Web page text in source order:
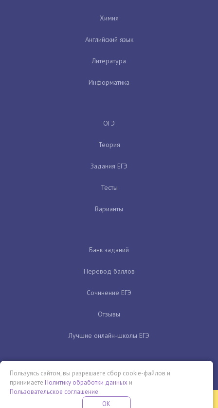
Химия
Английский язык
Литература
Информатика
ОГЭ
Теория
Задания ЕГЭ
Тесты
Варианты
Банк заданий
Перевод баллов
Сочинение ЕГЭ
Отзывы
Лучшие онлайн-школы ЕГЭ
Бесплатная летняя школа
Пользуясь сайтом, вы разрешаете сбор cookie-файлов и
принимаете Политику обработки данных и
Пользовательское соглашение.
OK